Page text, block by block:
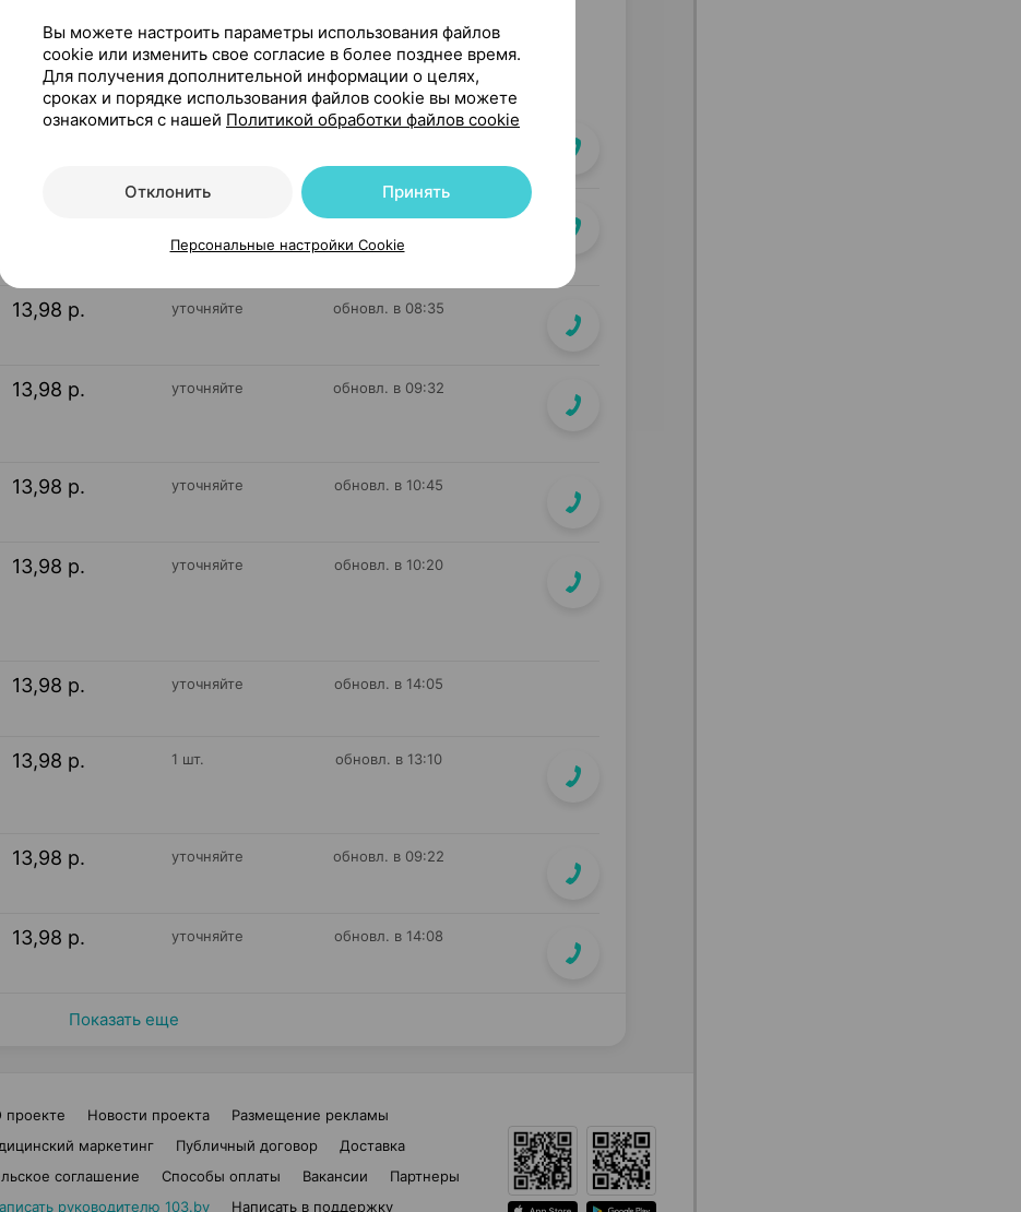
13,98 р. уточняйте обновл. в 10:13
13,98 р. уточняйте обновл. в 08:35
13,98 р. уточняйте обновл. в 09:32
13,98 р. уточняйте обновл. в 10:45
13,98 р. уточняйте обновл. в 10:20
13,98 р. уточняйте обновл. в 14:05
13,98 р. 1 шт. обновл. в 13:10
13,98 р. уточняйте обновл. в 09:22
13,98 р. уточняйте обновл. в 14:08
Показать еще
проекте Новости проекта
Размещение рекламы
маркетинг
Публичный договор
Доставка
соглашение
Способы оплаты Вакансии
Партнеры
руководителю 103.by
Написать в поддержку
Вы можете настроить параметры использования файлов
cookie или изменить свое согласие в более позднее время.
Для получения дополнительной информации о целях,
сроках и порядке использования файлов cookie вы можете
ознакомиться с нашей Политикой обработки файлов cookie
Отклонить Принять
Персональные настройки Cookie